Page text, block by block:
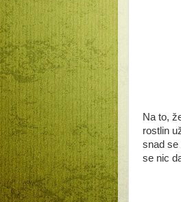
Na to,
rostlin
snad se
se nic